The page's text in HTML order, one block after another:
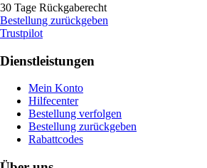
30 Tage Rückgaberecht
Bestellung zurückgeben
Trustpilot
Dienstleistungen
Mein Konto
Hilfecenter
Bestellung verfolgen
Bestellung zurückgeben
Rabattcodes